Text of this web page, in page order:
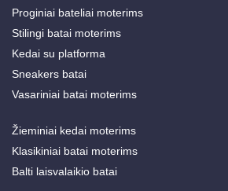
Proginiai bateliai moterims
Stilingi batai moterims
Kedai su platforma
Sneakers batai
Vasariniai batai moterims
Žieminiai kedai moterims
Klasikiniai batai moterims
Balti laisvalaikio batai